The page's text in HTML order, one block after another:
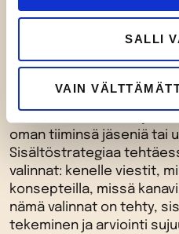
SALLI
VAIN
sisältöstrategia?
Suosittelemme
tekemistä, jos haluatte
panostaa sisältöihin ja
oman tiiminsä jäseniä tai
Sisältöstrategiaa
valinnat: kenelle viestit,
konsepteilla, missä
nämä valinnat on tehty,
tekeminen ja arviointi